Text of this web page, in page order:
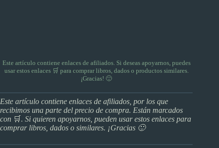
Este artículo contiene enlaces de afiliados. Si deseas apoyarnos, puedes
usarestos enlaces 🛒 para comprar libros, dados o productos similares.
¡Gracias! 🙂
Este artículo contiene enlaces de afiliados, por los que
recibimos una parte del precio de compra. Están marcados
con 🛒. Si quieren apoyarnos, pueden usar estos enlaces para
comprar libros, dados o similares. ¡Gracias 🙂